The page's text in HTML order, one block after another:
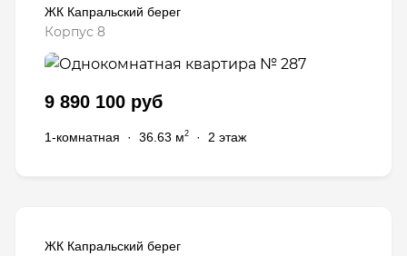
ЖК Капральский берег
Корпус 8
9 890 100 руб
1-комнатная · 36.63 м2 · 2 этаж
ЖК Капральский берег